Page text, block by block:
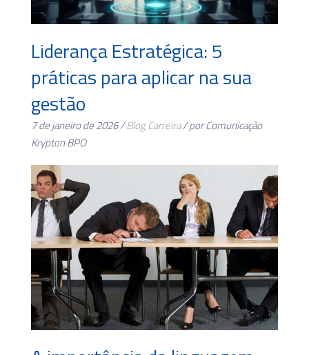
Liderança Estratégica: 5
práticas para aplicar na sua
gestão
7 de janeiro de 2026 /Blog Carreira/ por Comunicação
Krypton BPO